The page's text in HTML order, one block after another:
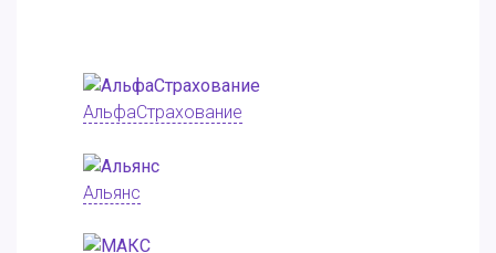
АльфаСтрахование
Альянс